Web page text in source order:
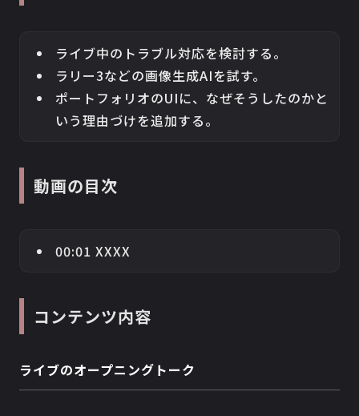
ライブ中のトラブル対応を検討する。
ラリー3などの画像生成AIを試す。
ポートフォリオのUIに、なぜそうしたのかと
いう理由づけを追加する。
動画の目次
00:01 XXXX
コンテンツ内容
ライブのオープニングトーク